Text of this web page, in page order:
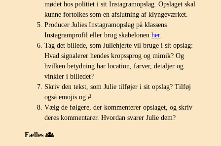
mødet hos politiet i sit Instagramopslag. Opslaget skal
kunne fortolkes som en afslutning af klyngeværket.
Producer Julies Instagramopslag på klassens
Instagramprofil eller brug skabelonen her.
Tag det billede, som Jullehjerte vil bruge i sit opslag:
Hvad signalerer hendes kropssprog og mimik? Og
hvilken betydning har location, farver, detaljer og
vinkler i billedet?
Skriv den tekst, som Julie tilføjer i sit opslag? Tilføj
også emojis og #.
Vælg de følgere, der kommenterer opslaget, og skriv
deres kommentarer. Hvordan svarer Julie dem?
Fælles